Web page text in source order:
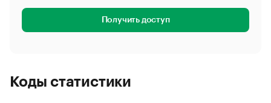
Получить доступ
Коды статистики